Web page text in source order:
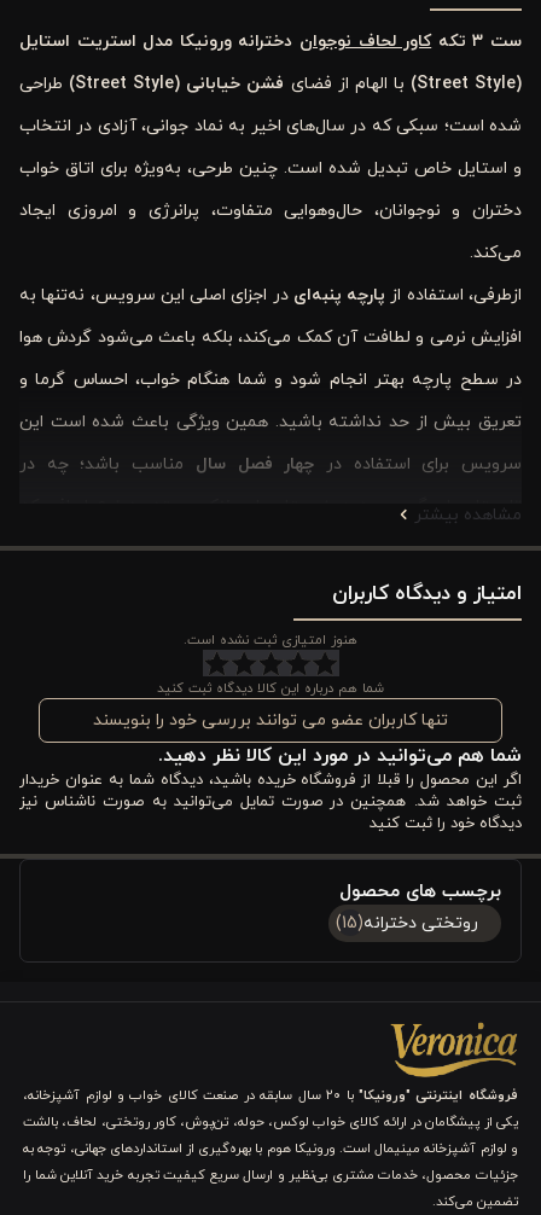
ست ۳ تکه کاور لحاف نوجوان دخترانه ورونیکا مدل استریت استایل
(Street Style)
با الهام از فضای فشن خیابانی (Street Style)
طراحی
شده است؛ سبکی که در سال‌های اخیر به نماد جوانی، آزادی در انتخاب
و استایل خاص تبدیل شده است. چنین طرحی، به‌ویژه برای اتاق خواب
دختران و نوجوانان، حال‌وهوایی متفاوت، پرانرژی و امروزی ایجاد
می‌کند.
ازطرفی، استفاده از پارچه پنبه‌ای در اجزای اصلی این سرویس، نه‌تنها به
افزایش نرمی و لطافت آن کمک می‌کند، بلکه باعث می‌شود گردش هوا
در سطح پارچه بهتر انجام شود و شما هنگام خواب، احساس گرما و
تعریق بیش از حد نداشته باشید. همین ویژگی باعث شده است این
سرویس برای استفاده در چهار فصل سال مناسب باشد؛ چه در
تابستان‌های گرم و چه در زمستان‌های خنک، بسته به نوع لحافی که
داخل کاور قرار می‌دهید.
این محصول یکست ۳ تکه
و ملحفه روی تشک کشدار می‌شود. طراحی دو‌رو، دوخت ساده اما مقاوم،
و رنگ‌بندی هماهنگ و چشم‌نواز آن، باعث شده که هم زیبایی محیط
خواب شما افزایش پیدا کند و هم در استفاده روزمره با مشکلی مواجه
نشوید. اگر به بهداشت، راحتی و ظاهر اتاق خواب خود اهمیت می‌دهید،
این ست می‌تواند یک انتخاب مطمئن و کاربردی برای شما باشد.
مزایا و ویژگی های ست ۳ تکه کاور لحاف ورونیکا مدل
استریت استایل street style
اگر شما قصد دارید یک سرویس خواب سبک، مدرن و در عین حال
محصول به شما کمک می‌کند انتخابی آگاهانه‌تر داشته باشید. این
ست ۳ تکه فقط یک روتختی معمولی نیست؛ بلکه ترکیبی از
باکیفیت، طراحی هوشمندانه و کاربرد روزمره آسان
است که برای ایجاد
یک فضای خواب راحت و زیبا طراحی شده است.
مشاهده بیشتر
امتیاز و دیدگاه کاربران
هنوز امتیازی ثبت نشده است.
شما هم درباره این کالا دیدگاه ثبت کنید
تنها کاربران عضو می توانند بررسی خود را بنویسند
شما هم می‌توانید در مورد این کالا نظر دهید.
اگر این محصول را قبلا از فروشگاه خریده باشید، دیدگاه شما به عنوان خریدار
ثبت خواهد شد. همچنین در صورت تمایل می‌توانید به صورت ناشناس نیز
دیدگاه خود را ثبت کنید
برچسب های محصول
روتختی دخترانه(15)
فروشگاه اینترنتی "ورونیکا"
با ۲۰ سال سابقه در صنعت کالای خواب و لوازم آشپزخانه،
یکی از پیشگامان در ارائه کالای خواب لوکس، حوله، تن‌پوش، کاور روتختی، لحاف، بالشت
و لوازم آشپزخانه مینیمال است. ورونیکا هوم با بهره‌گیری از استانداردهای جهانی، توجه به
جزئیات محصول، خدمات مشتری بی‌نظیر و ارسال سریع کیفیت تجربه خرید آنلاین شما را
تضمین می‌کند.